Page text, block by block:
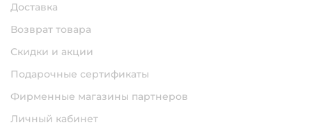
Доставка
Возврат товара
Скидки и акции
Подарочные сертификаты
Фирменные магазины партнеров
Личный кабинет